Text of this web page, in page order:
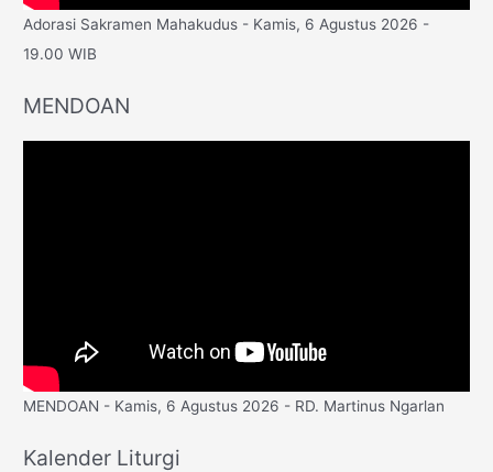
Adorasi Sakramen Mahakudus - Kamis, 6 Agustus 2026 -
19.00 WIB
MENDOAN
MENDOAN - Kamis, 6 Agustus 2026 - RD. Martinus Ngarlan
Kalender Liturgi